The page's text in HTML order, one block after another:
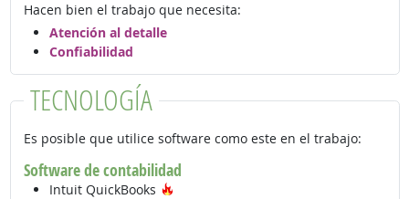
Hacen bien el trabajo que necesita:
Atención al detalle
Confiabilidad
TECNOLOGÍA
Es posible que utilice software como este en el trabajo:
Software de contabilidad
Intuit QuickBooks